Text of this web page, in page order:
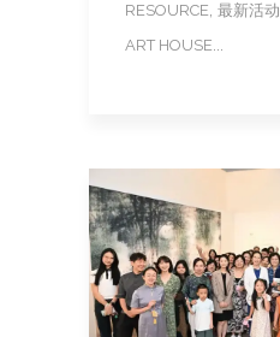
RESOURCE 最新活
ART HOUSE